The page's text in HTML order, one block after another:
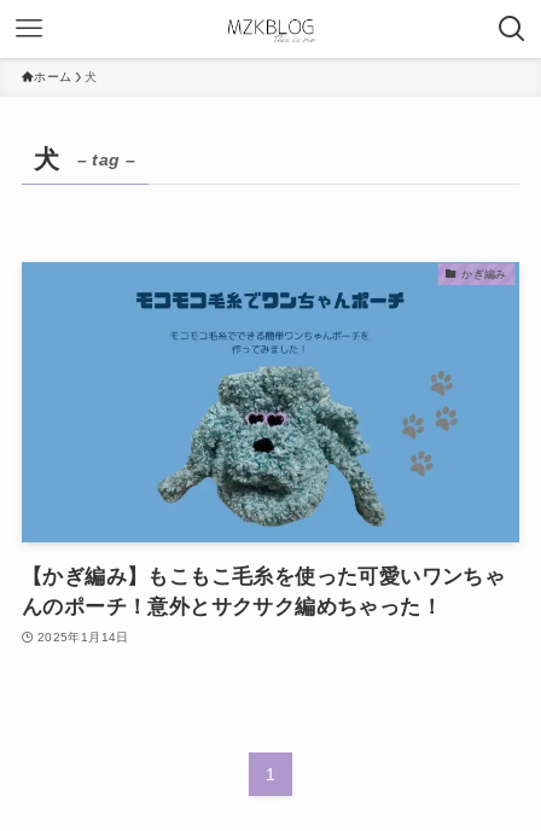
ホーム 犬
犬 – tag –
かぎ編み
【かぎ編み】もこもこ毛糸を使った可愛いワンちゃ
んのポーチ！意外とサクサク編めちゃった！
2025年1月14日
1